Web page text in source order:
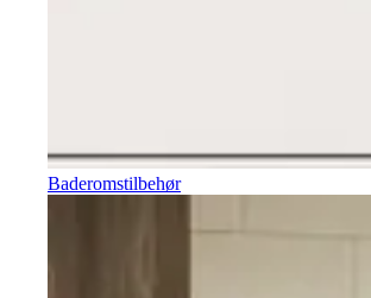
Baderomstilbehør